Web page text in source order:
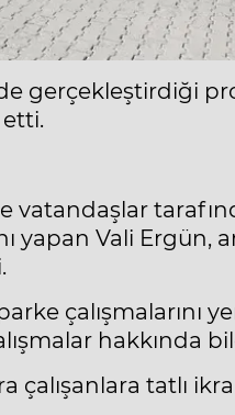
gerçekleştirdiği
vatandaşlar
yapan Vali Ergün,
çalışmalarını
hakkında
çalışanlara tatlı